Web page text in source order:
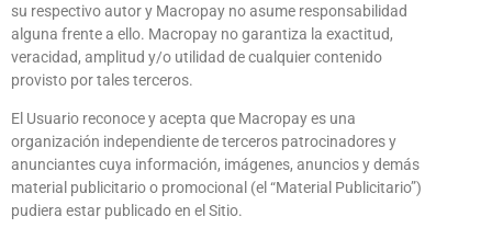
su respectivo autor y Macropay no asume responsabilidad
alguna frente a ello. Macropay no garantiza la exactitud,
veracidad, amplitud y/o utilidad de cualquier contenido
provisto por tales terceros.
El Usuario reconoce y acepta que Macropay es una
organización independiente de terceros patrocinadores y
anunciantes cuya información, imágenes, anuncios y demás
material publicitario o promocional (el “Material Publicitario”)
pudiera estar publicado en el Sitio.